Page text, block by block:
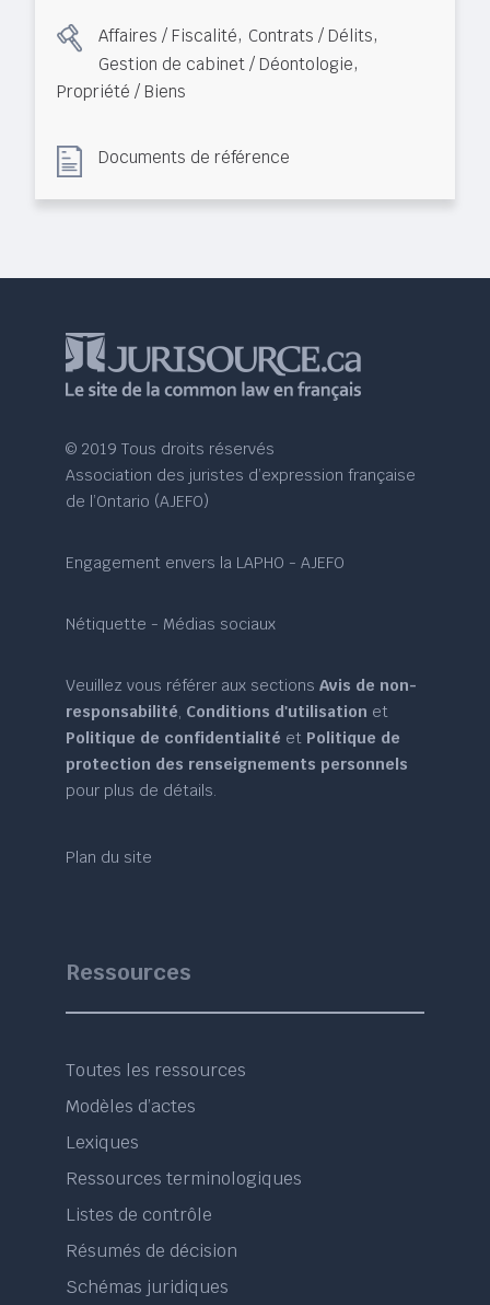
Affaires / Fiscalité, Contrats / Délits,
Gestion de cabinet / Déontologie,
Propriété / Biens
Documents de référence
© 2019 Tous droits réservés
Association des juristes d’expression française
de l’Ontario (AJEFO)
Engagement envers la LAPHO - AJEFO
Nétiquette - Médias sociaux
Veuillez vous référer aux sectionsAvis de non-
responsabilité, Conditions d'utilisation et
Politique de confidentialité et Politique de
protection des renseignements personnels
pour plus de détails.
Plan du site
Ressources
Toutes les ressources
Modèles d’actes
Lexiques
Ressources terminologiques
Listes de contrôle
Résumés de décision
Schémas juridiques